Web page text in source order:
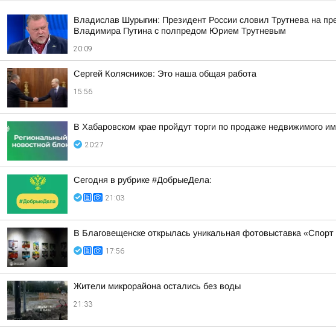
Владислав Шурыгин: Президент России словил Трутнева на
Владимира Путина с полпредом Юрием Трутневым
20:09
Сергей Колясников: Это наша общая работа
15:56
В Хабаровском крае пройдут торги по продаже недвижимого
20:27
Сегодня в рубрике #ДобрыеДела:
21:03
В Благовещенске открылась уникальная фотовыставка «Спорт
17:56
Жители микрорайона остались без воды
21:33